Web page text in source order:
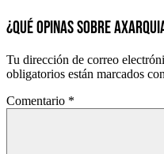
¿QUÉ OPINAS SOBRE
Tu dirección de correo
obligatorios están marcados con
Comentario *